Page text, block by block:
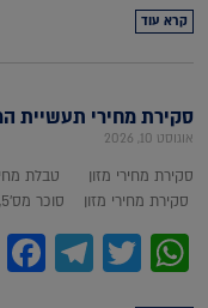
קרא עוד
סקירת מחירי תעשיית המזון
אוגוסט 10, 2026
סקירת מחירי מזון טבלת
סקירת מחירי מזון סוכר מס'5, סוכר מס' 11, קקאו,